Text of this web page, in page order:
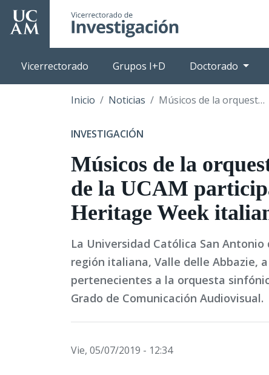
Pasar
principal
Vicerrectorado Grupos I+D Doctorado
Inicio Noticias Músicos de la orquesta sinfónica de la UCAM participan Refresh Heritage Week italiana
INVESTIGACIÓN
Músicos de la
de la UCAM
Heritage Week
La Universidad Católica San
región italiana, Valle delle Abbazie,
pertenecientes a la orquesta
Grado de Comunicación Audiovisual.
Vie, 05/07/2019 - 12:34